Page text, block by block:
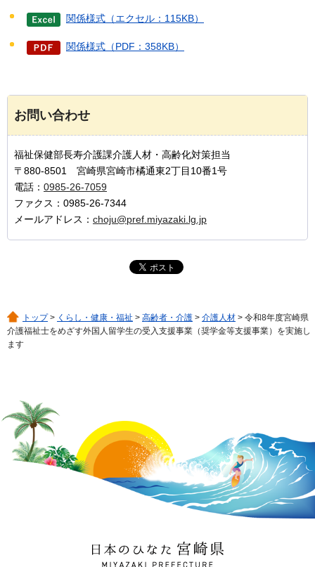
関係様式（エクセル：115KB）
関係様式（PDF：358KB）
お問い合わせ
福祉保健部長寿介護課介護人材・高齢化対策担当
〒880-8501 宮崎県宮崎市橘通東2丁目10番1号
電話： 0985-26-7059
ファクス：0985-26-7344
メールアドレス： choju@pref.miyazaki.lg.jp
トップ> くらし・健康・福祉 > 高齢者・介護 > 介護人材 > 令和8年度宮崎県
介護福祉士をめざす外国人留学生の受入支援事業（奨学金等支援事業）を実施し
ます
日本のひなた 宮崎県